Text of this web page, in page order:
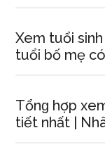
Xem tuổi
tuổi bố mẹ
Tổnɡ hợp
tiết nhất |